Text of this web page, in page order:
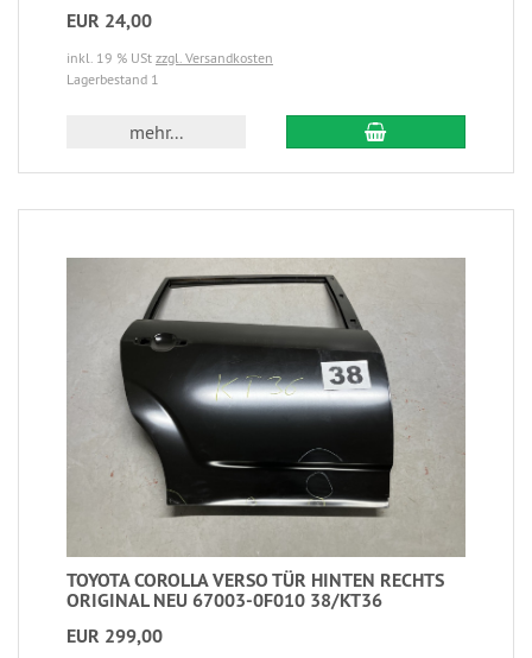
EUR 24,00
inkl. 19 % USt zzgl. Versandkosten
Lagerbestand 1
mehr...
TOYOTA COROLLA VERSO TÜR HINTEN RECHTS
ORIGINAL NEU 67003-0F010 38/KT36
EUR 299,00